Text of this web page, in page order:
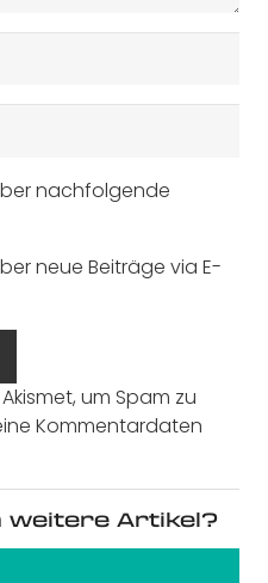
nachfolgende
neue Beiträge via E-
um Spam zu
Kommentardaten
weitere Artikel?